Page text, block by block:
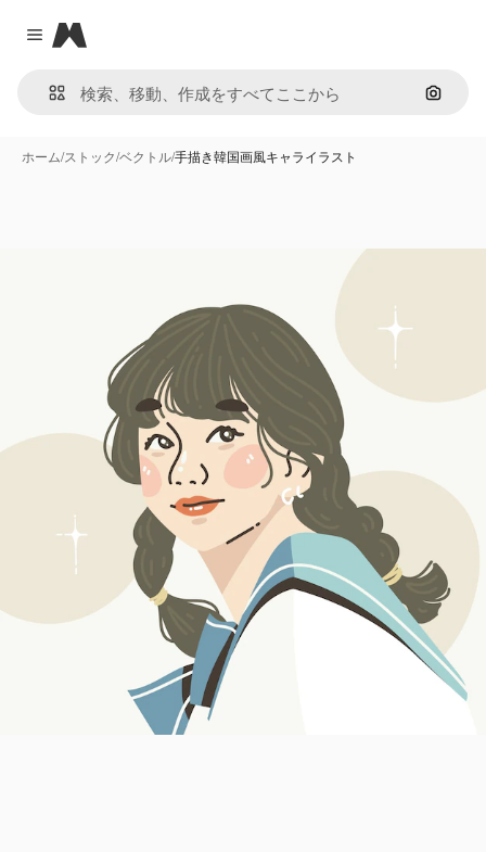
Close menu
Magnific
画像で
ホーム/ストック/ベクトル/手描き韓国画風キャライラスト